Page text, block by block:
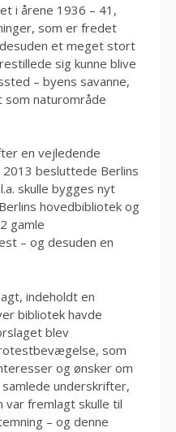
i årene 1936 – 41,
som er fredet
et meget stort
sig kunne blive
– byens savanne,
naturområde
en vejledende
besluttede Berlins
skulle bygges nyt
hovedbibliotek og
gamle
– og desuden en
indeholdt en
bibliotek havde
blev
som
og ønsker om
underskrifter,
var fremlagt skulle til
– og denne